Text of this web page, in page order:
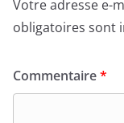
Votre adresse e-
obligatoires sont
Commentaire*